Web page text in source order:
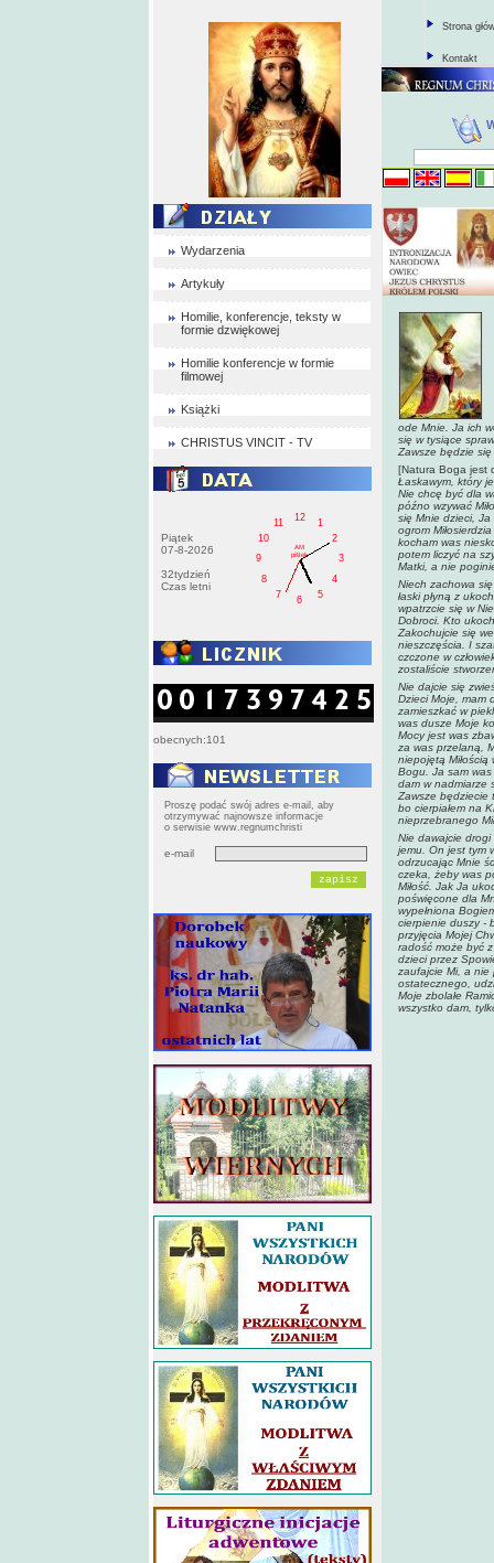
Wydarzenia
Artykuły
Homilie, konferencje, teksty w
formie dzwiękowej
Homilie konferencje w formie
filmowej
Książki
CHRISTUS VINCIT - TV
Piątek
07-8-2026
32tydzień
Czas letni
1
2
3
4
5
6
7
8
9
10
11
12
AM
pištek
obecnych:101
Proszę podać swój adres e-mail, aby
otrzymywać najnowsze informacje
o serwisie www.regnumchristi
e-mail
Strona
Kontakt
ode Mnie. Ja ich
się w tysiące
Zawsze będzie się
[Natura Boga jest
Łaskawym, który
Nie chcę być dla
późno wzywać
się Mnie dzieci,
ogrom
kocham was
potem liczyć na
Matki, a nie
Niech zachowa
łaski płyną z
wpatrzcie się w
Dobroci. Kto
Zakochujcie się
nieszczęścia. I
czczone w
zostaliście
Nie dajcie się
Dzieci Moje, mam
zamieszkać w
was dusze Moje
Mocy jest was
za was przelaną,
niepojętą
Bogu. Ja sam was
dam w nadmiarze
Zawsze będziecie
bo cierpiałem na
nieprzebranego
Nie dawajcie
jemu. On jest tym
odrzucając Mnie
czeka, żeby was
Miłość. Jak Ja
poświęcone dla
wypełniona
cierpienie duszy -
przyjęcia Mojej
radość może być
dzieci przez
zaufajcie Mi, a nie
ostatecznego,
Moje zbolałe
wszystko dam,